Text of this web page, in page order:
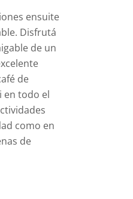
ensuite
Disfrutá
de un
de
en todo el
como en
de